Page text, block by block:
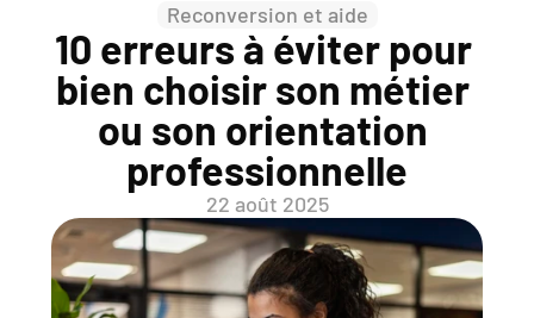
Reconversion et aide
10 erreurs à éviter pour
bien choisir son métier
ou son orientation
professionnelle
22 août 2025